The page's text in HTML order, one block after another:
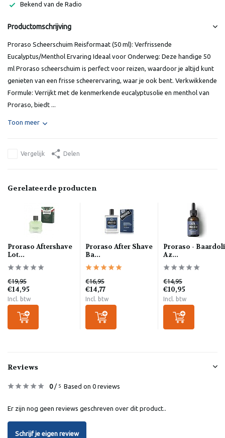
Bekend van de Radio
Productomschrijving
Proraso Scheerschuim Reisformaat (50 ml): Verfrissende
Eucalyptus/Menthol Ervaring Ideaal voor Onderweg: Deze handige 50
ml Proraso scheerschuim is perfect voor reizen, waardoor je altijd kunt
genieten van een frisse scheerervaring, waar je ook bent. Verkwikkende
Formule: Verrijkt met de kenmerkende eucalyptusolie en menthol van
Proraso, biedt ...
Toon meer
Vergelijk Delen
Gerelateerde producten
Proraso Aftershave
Lot...
€19,95
€14,95
Incl. btw
Proraso After Shave
Ba...
€16,95
€14,77
Incl. btw
Proraso -
Az...
€14,95
€10,95
Incl. btw
Reviews
0/ 5 Based on 0 reviews
Er zijn nog geen reviews geschreven over dit product..
Schrijf je eigen review